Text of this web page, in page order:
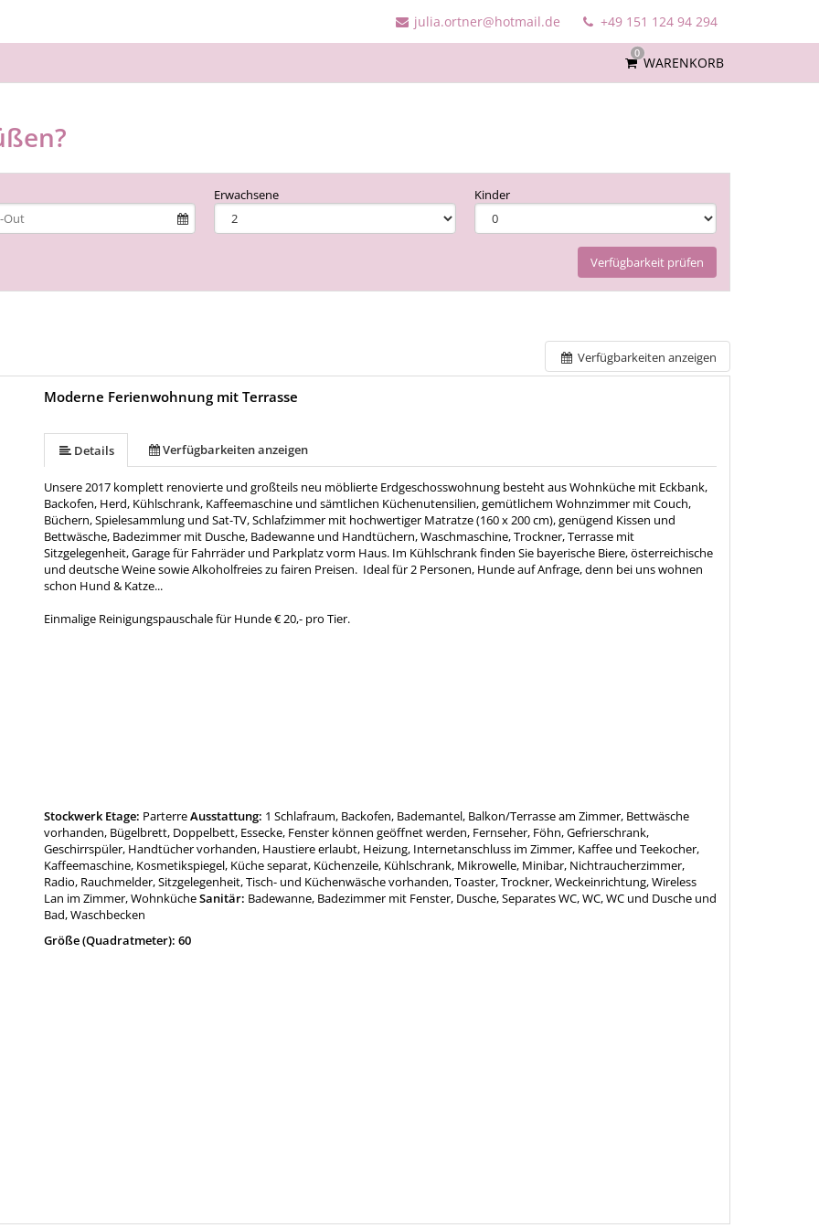
julia.ortner@hotmail.de +49 151 124 94 294
0
WARENKORB
Erwachsene Kinder
Verfügbarkeit prüfen
Verfügbarkeiten anzeigen
Moderne Ferienwohnung mit Terrasse
Details Verfügbarkeiten anzeigen
Unsere 2017 komplett renovierte und großteils neu möblierte Erdgeschosswohnung besteht aus Wohnküche mit Eckbank,
Backofen, Herd, Kühlschrank, Kaffeemaschine und sämtlichen Küchenutensilien, gemütlichem Wohnzimmer mit Couch,
Büchern, Spielesammlung und Sat-TV, Schlafzimmer mit hochwertiger Matratze (160 x 200 cm), genügend Kissen und
Bettwäsche, Badezimmer mit Dusche, Badewanne und Handtüchern, Waschmaschine, Trockner, Terrasse mit
Sitzgelegenheit, Garage für Fahrräder und Parkplatz vorm Haus. Im Kühlschrank finden Sie bayerische Biere, österreichische
und deutsche Weine sowie Alkoholfreies zu fairen Preisen. Ideal für 2 Personen, Hunde auf Anfrage, denn bei uns wohnen
schon Hund & Katze...
Einmalige Reinigungspauschale für Hunde € 20,- pro Tier.
Stockwerk Etage: ParterreAusstattung: 1 Schlafraum, Backofen, Bademantel, Balkon/Terrasse am Zimmer, Bettwäsche
vorhanden, Bügelbrett, Doppelbett, Essecke, Fenster können geöffnet werden, Fernseher, Föhn, Gefrierschrank,
Geschirrspüler, Handtücher vorhanden, Haustiere erlaubt, Heizung, Internetanschluss im Zimmer, Kaffee und Teekocher,
Kaffeemaschine, Kosmetikspiegel, Küche separat, Küchenzeile, Kühlschrank, Mikrowelle, Minibar, Nichtraucherzimmer,
Radio, Rauchmelder, Sitzgelegenheit, Tisch- und Küchenwäsche vorhanden, Toaster, Trockner, Weckeinrichtung, Wireless
Lan im Zimmer, WohnkücheSanitär: Badewanne, Badezimmer mit Fenster, Dusche, Separates WC, WC, WC und Dusche und
Bad, Waschbecken
Größe (Quadratmeter): 60